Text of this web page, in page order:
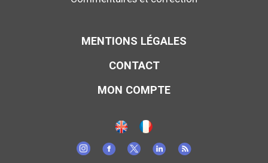
MENTIONS LÉGALES
CONTACT
MON COMPTE